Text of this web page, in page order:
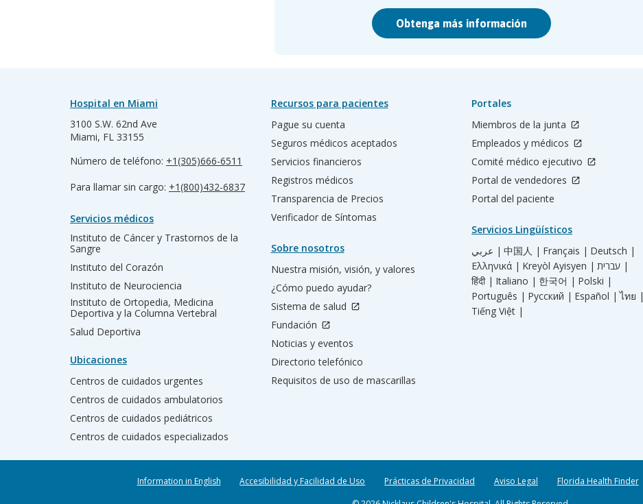
Obtenga más información
Hospital en Miami
3100 S.W. 62nd Ave
Miami, FL 33155
Número de teléfono: +1(305)666-6511
Para llamar sin cargo: +1(800)432-6837
Servicios médicos
Instituto de Cáncer y Trastornos de la
Sangre
Instituto del Corazón
Instituto de Neurociencia
Instituto de Ortopedia, Medicina
Deportiva y la Columna Vertebral
Salud Deportiva
Ubicaciones
Centros de cuidados urgentes
Centros de cuidados ambulatorios
Centros de cuidados pediátricos
Centros de cuidados especializados
Recursos para pacientes
Pague su cuenta
Seguros médicos aceptados
Servicios financieros
Registros médicos
Transparencia de Precios
Verificador de Síntomas
Sobre nosotros
Nuestra misión, visión, y valores
¿Cómo puedo ayudar?
Sistema de salud
Fundación
Noticias y eventos
Directorio telefónico
Requisitos de uso de mascarillas
Portales
Miembros de la junta
Empleados y médicos
Comité médico ejecutivo
Portal de vendedores
Portal del paciente
Servicios Lingüísticos
عربي | 中国人 | Français | Deutsch |
Ελληνικά | Kreyòl Ayisyen |
עברית |
हिंदी | Italiano | 한국어 | Polski |
Português | Русский | Español | ไทย |
Tiếng Việt |
Information in English Accesibilidad y Facilidad de Uso Prácticas de Privacidad Aviso Legal Florida Health Finder